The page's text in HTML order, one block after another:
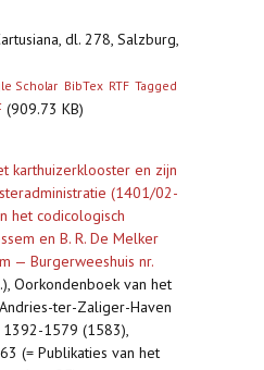
dl. 278, Salzburg,
Scholar BibTex RTF Tagged
(909.73 KB)
karthuizerklooster en zijn
(1401/02-
het codicologisch
en B. R. De Melker
— Burgerweeshuis nr.
Oorkondenboek van het
ter-Zaliger-Haven
1579 (1583),
(= Publikaties van het